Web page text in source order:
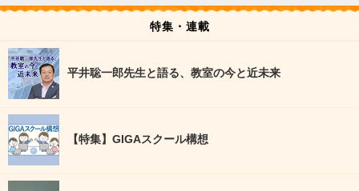
特集・連載
平井聡一郎先生と語る、教室の今と近未来
【特集】GIGAスクール構想